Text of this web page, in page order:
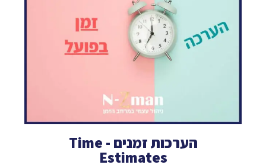
הערכות זמנים - Time
Estimates